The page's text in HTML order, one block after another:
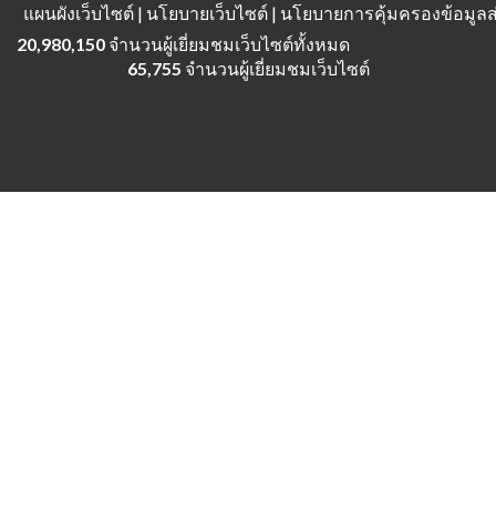
แผนผังเว็บไซต์ | นโยบายเว็บไซต์ | นโยบายการคุ้มครองข้อมู
20,980,150 จำนวนผู้เยี่ยมชมเว็บไซต์ทั้งหมด
65,755 จำนวนผู้เยี่ยมชมเว็บไซต์